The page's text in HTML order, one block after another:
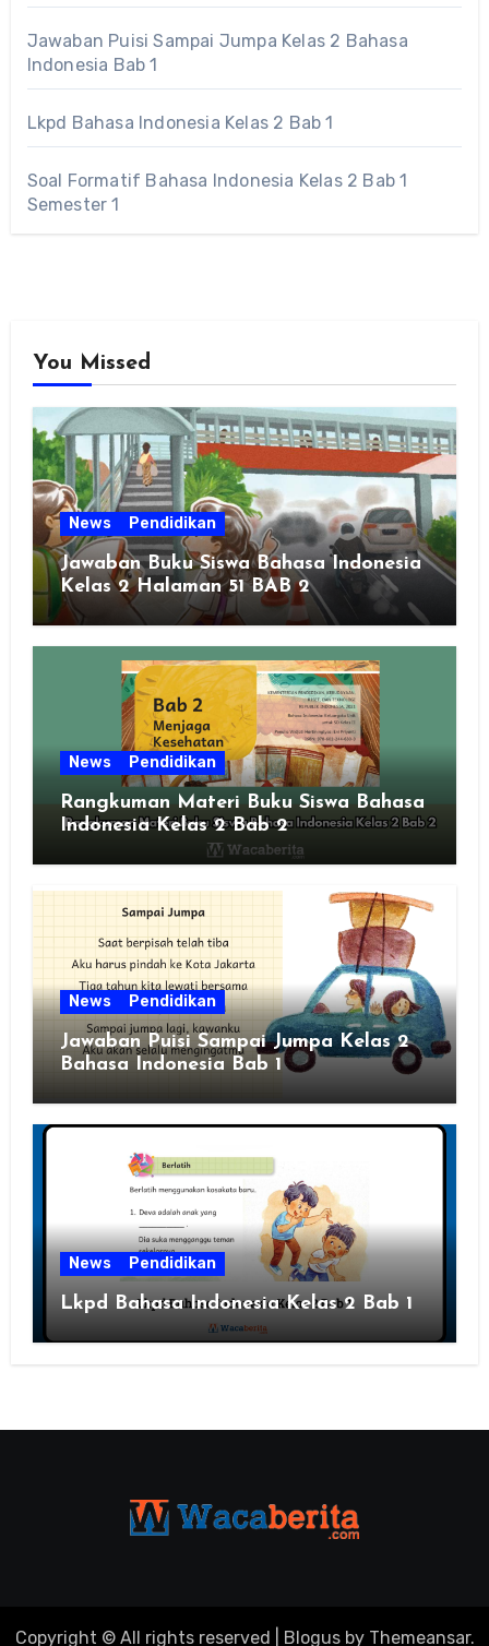
Jawaban Puisi Sampai Jumpa Kelas 2 Bahasa
Indonesia Bab 1
Lkpd Bahasa Indonesia Kelas 2 Bab 1
Soal Formatif Bahasa Indonesia Kelas 2 Bab 1
Semester 1
You Missed
News Pendidikan
Jawaban Buku Siswa Bahasa Indonesia
Kelas 2 Halaman 51 BAB 2
News Pendidikan
Rangkuman Materi Buku Siswa Bahasa
Indonesia Kelas 2 Bab 2
News Pendidikan
Jawaban Puisi Sampai Jumpa Kelas 2
Bahasa Indonesia Bab 1
News Pendidikan
Lkpd Bahasa Indonesia Kelas 2 Bab 1
Copyright © All rights reserved Blogusby Themeansar.